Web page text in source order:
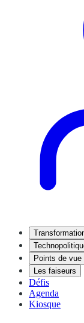
Points de vue
Les faiseurs
Défis
Agenda
Kiosque